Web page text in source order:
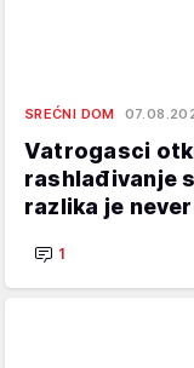
SREĆNI DOM
Vatrogasci
rashlađivanje
razlika je
1